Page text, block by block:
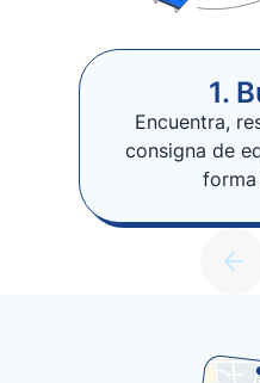
1.
Encuentra,
consigna de
forma